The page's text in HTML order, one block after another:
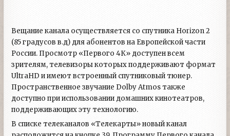
Вещание канала осуществляется со спутника Horizon 2
(85 градусов в.д) для абонентов на Европейской части
России. Просмотр «Первого 4К» доступен всем
зрителям, телевизоры которых поддерживают формат
UltraHD и имеют встроенный спутниковый тюнер.
Пространственное звучание Dolby Atmos также
доступно при использовании домашних кинотеатров,
поддерживающих эту технологию.
В списке телеканалов «Телекарты» новый канал